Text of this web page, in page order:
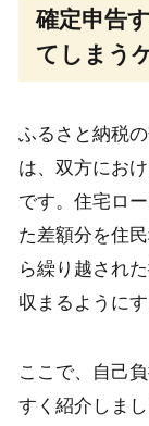
確定申告
てしまう
ふるさと納税
は、双方にお
です。住宅ロ
た差額分を住
ら繰り越され
収まるように
ここで、自己
すく紹介しまし